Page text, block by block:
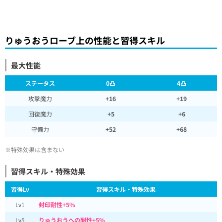
りゅうおうローブ上の性能と習得スキル
最大性能
ステータス 0凸
4凸
攻撃魔力
+16
+19
回復魔力
+5
+6
守備力
+52 +68
※特殊効果は含まない
習得スキル・特殊効果
習得Lv
習得スキル・特殊効果
Lv1
封印耐性+5%
Lv5
りゅうおうへの耐性+5%